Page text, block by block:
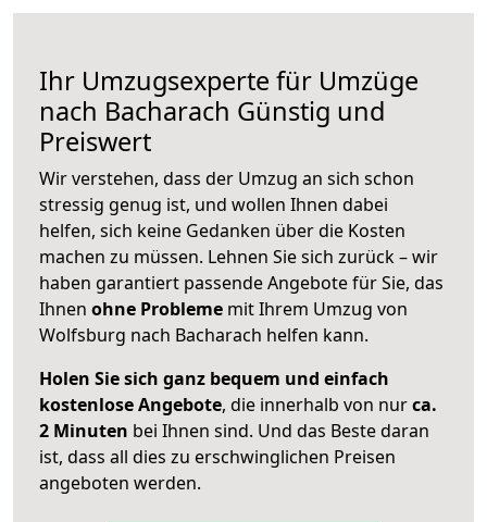
Ihr Umzugsexperte für Umzüge
nach Bacharach Günstig und
Preiswert
Wir verstehen, dass der Umzug an sich schon
stressig genug ist, und wollen Ihnen dabei
helfen, sich keine Gedanken über die Kosten
machen zu müssen. Lehnen Sie sich zurück – wir
haben garantiert passende Angebote für Sie, das
Ihnen ohne Probleme mit Ihrem Umzug von
Wolfsburg nach Bacharach helfen kann.
Holen Sie sich ganz bequem und einfach
kostenlose Angebote, die innerhalb von nurca.
2 Minuten bei Ihnen sind. Und das Beste daran
ist, dass all dies zu erschwinglichen Preisen
angeboten werden.